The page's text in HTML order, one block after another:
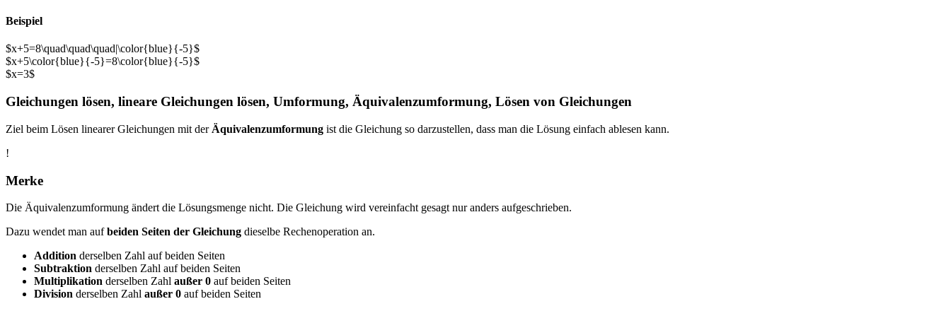
Beispiel
$x+5=8\quad\quad\quad|\color{blue}{-5}$
$x+5\color{blue}{-5}=8\color{blue}{-5}$
$x=3$
Gleichungen lösen, lineare Gleichungen lösen, Umformung, Äquivalenzumformung, Lösen von Gleichungen
Ziel beim Lösen linearer Gleichungen mit der Äquivalenzumformung ist die Gleichung so darzustellen, dass man die Lösung einfach ablesen kann.
!
Merke
Die Äquivalenzumformung ändert die Lösungsmenge nicht. Die Gleichung wird vereinfacht gesagt nur anders aufgeschrieben.
Dazu wendet man aufbeiden Seiten der Gleichung dieselbe Rechenoperation an.
Addition derselben Zahl auf beiden Seiten
Subtraktion derselben Zahl auf beiden Seiten
Multiplikation derselben Zahl außer 0 auf beiden Seiten
Division derselben Zahl außer 0 auf beiden Seiten